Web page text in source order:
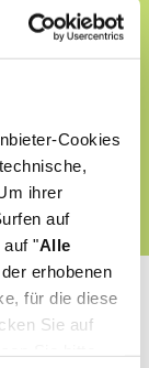
Cookies
ihrer
auf
"Alle
erhobenen
für die diese
Sie auf